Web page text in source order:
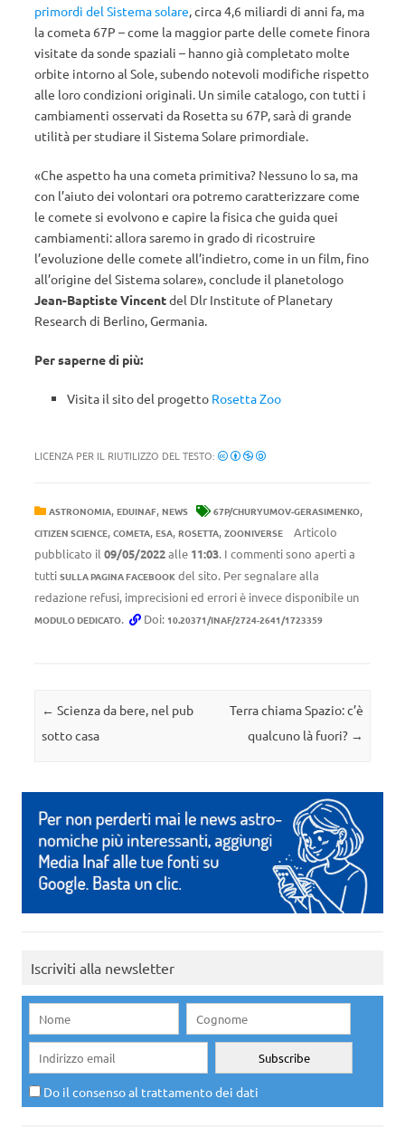
primordi del Sistema solare, circa 4,6 miliardi di anni fa, ma
la cometa 67P – come la maggior parte delle comete finora
visitate da sonde spaziali – hanno già completato molte
orbite intorno al Sole, subendo notevoli modifiche rispetto
alle loro condizioni originali. Un simile catalogo, con tutti i
cambiamenti osservati da Rosetta su 67P, sarà di grande
utilità per studiare il Sistema Solare primordiale.
«Che aspetto ha una cometa primitiva? Nessuno lo sa, ma
con l’aiuto dei volontari ora potremo caratterizzare come
le comete si evolvono e capire la fisica che guida quei
cambiamenti: allora saremo in grado di ricostruire
l’evoluzione delle comete all’indietro, come in un film, fino
all’origine del Sistema solare», conclude il planetologo
Jean-Baptiste Vincentdel Dlr Institute of Planetary
Research di Berlino, Germania.
Per saperne di più:
Visita il sito del progetto Rosetta Zoo
LICENZA PER IL RIUTILIZZO DEL TESTO:
ASTRONOMIA, EDUINAF, NEWS 67P/CHURYUMOV-GERASIMENKO,
CITIZEN SCIENCE, COMETA, ESA, ROSETTA, ZOONIVERSE
Articolo
pubblicato il 09/05/2022alle 11:03. I commenti sono aperti a
tutti SULLA PAGINA FACEBOOK del sito. Per segnalare alla
redazione refusi, imprecisioni ed errori è invece disponibile un
MODULO DEDICATO. Doi: 10.20371/INAF/2724-2641/1723359
Navigazione articolo
← Scienza da bere, nel pub
sotto casa
Terra chiama Spazio: c’è
qualcuno là fuori? →
Iscriviti alla newsletter
Do il consenso al trattamento dei dati